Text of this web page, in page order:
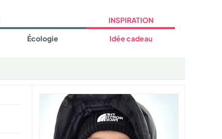
Écologie
INSPIRATION
Idée cadeau